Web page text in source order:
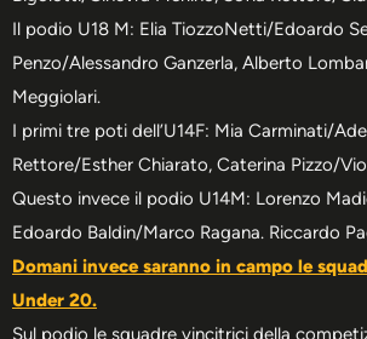
Il podio U18 M: Elia TiozzoNetti/Edoardo
Penzo/Alessandro Ganzerla, Alberto
Meggiolari.
I primi tre poti dell’U14F: Mia Carminati/
Rettore/Esther Chiarato, Caterina Pizzo/
Questo invece il podio U14M: Lorenzo
Edoardo Baldin/Marco Ragana. Riccardo
Domani invece saranno in campo le
Under 20.
Sul podio le squadre vincitrici della